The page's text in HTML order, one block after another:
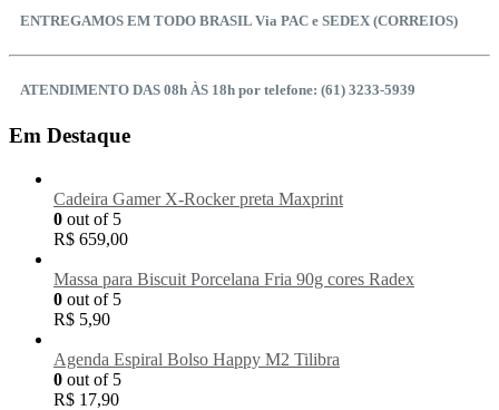
ENTREGAMOS EM TODO BRASIL Via PAC e SEDEX (CORREIOS)
ATENDIMENTO DAS 08h ÀS 18h por telefone: (61) 3233-5939
Em Destaque
Cadeira Gamer X-Rocker preta Maxprint
0 out of 5
R$ 659,00
Massa para Biscuit Porcelana Fria 90g cores Radex
0 out of 5
R$ 5,90
Agenda Espiral Bolso Happy M2 Tilibra
0 out of 5
R$ 17,90